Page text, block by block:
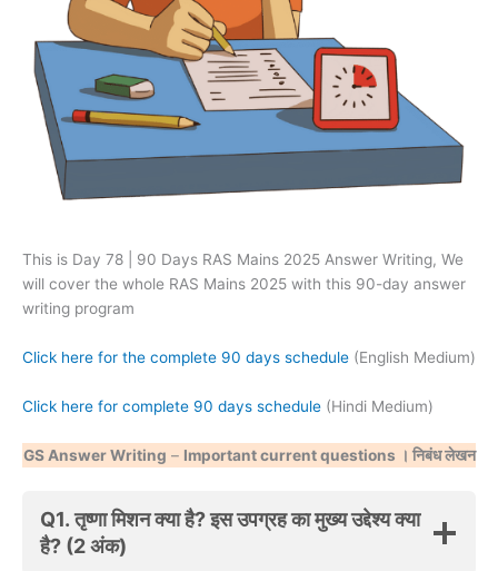
This is Day 78 | 90 Days RAS Mains 2025 Answer Writing, We
will cover the whole RAS Mains 2025 with this 90-day answer
writing program
Click here for the complete 90 days schedule (English Medium)
Click here for complete 90 days schedule (Hindi Medium)
GS Answer Writing – Important current questions । निबंध लेखन
Q1.तृष्णा मिशन क्या है? इस उपग्रह का मुख्य उद्देश्य क्या
है? (2 अंक)